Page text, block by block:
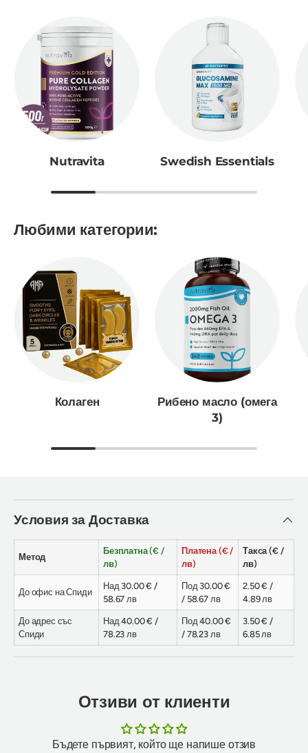
Nutravita Swedish Essentials
Любими категории:
Колаген
Рибено масло (омега
3)
Условия за Доставка
Метод
Безплатна (€ /
лв)
Платена (€ /
лв)
Такса (€ /
лв)
До офис на Спиди
Над 30.00 € /
58.67 лв
Под 30.00 €
/ 58.67 лв
2.50 € /
4.89 лв
До адрес със
Спиди
Над 40.00 € /
78.23 лв
Под 40.00 €
/ 78.23 лв
3.50 € /
6.85 лв
Отзиви от клиенти
Бъдете първият, който ще напише отзив